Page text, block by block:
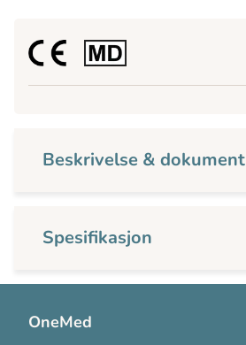
Beskrivelse & dokument
Spesifikasjon
OneMed